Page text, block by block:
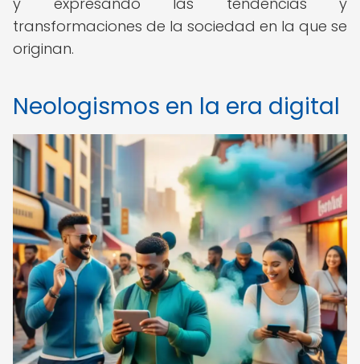
transformaciones de la sociedad en la que se
originan.
Neologismos en la era digital